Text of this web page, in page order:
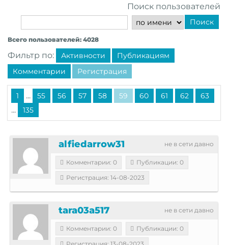
Поиск пользователей
Поиск
Всего пользователей: 4028
Фильтр по: Активности
Публикациям
Комментарии
Регистрация
1 ... 55 56 57 58 59 60 61 62 63
... 135
не в сети давно
alfiedarrow31
Комментарии: 0
Публикации: 0
Регистрация: 14-08-2023
не в сети давно
tara03a517
Комментарии: 0
Публикации: 0